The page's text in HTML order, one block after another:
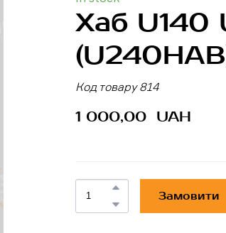
Хаб U140
Код товару 814
1 000,00  UAH
Замовити